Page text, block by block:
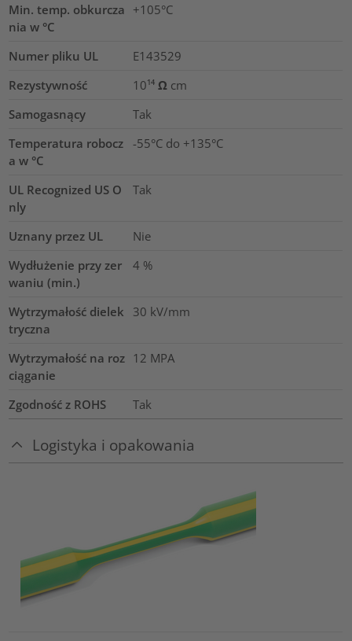
Min. temp. obkurcza
nia w °C
+105°C
Numer pliku UL
E143529
Rezystywność
10¹⁴ Ω cm
Samogasnący
Tak
Temperatura robocz
a w °C
-55°C do +135°C
UL Recognized US O
nly
Tak
Uznany przez UL
Nie
Wydłużenie przy zer
waniu (min.)
4 %
Wytrzymałość dielek
tryczna
30 kV/mm
Wytrzymałość na roz
ciąganie
12 MPA
Zgodność z ROHS Tak
Logistyka i opakowania